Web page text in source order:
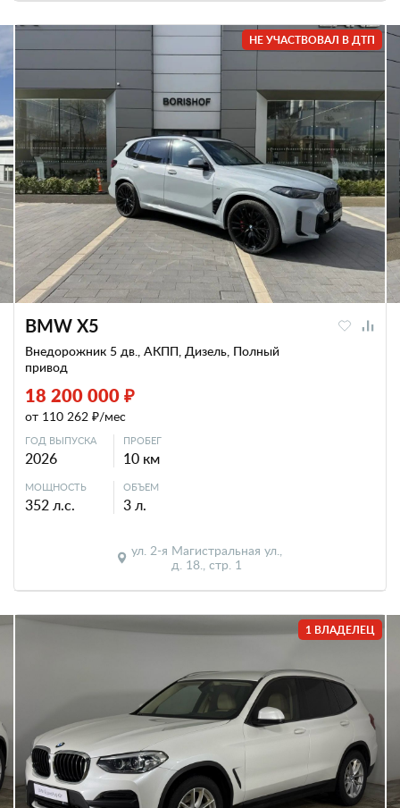
НЕ УЧАСТВОВАЛ В ДТП
BMW X5
Внедорожник 5 дв., АКПП, Дизель, Полный
привод
18 200 000 ₽
от 110 262 ₽/мес
ГОД ВЫПУСКА
2026
ПРОБЕГ
10 км
МОЩНОСТЬ
352 л.с.
ОБЪЕМ
3 л.
ул. 2-я Магистральная ул.,
д. 18., стр. 1
1 ВЛАДЕЛЕЦ